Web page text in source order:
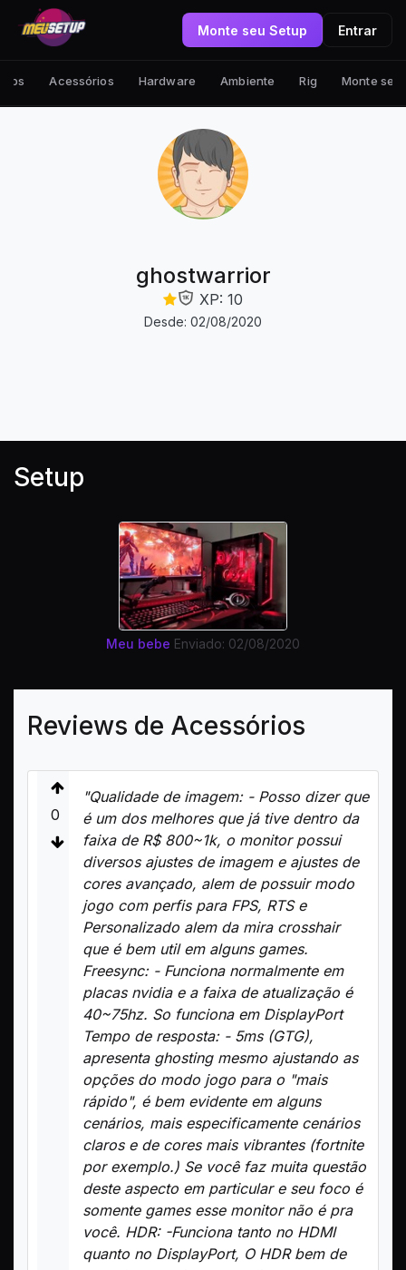
Monte seu Setup Entrar
Acessórios Hardware Ambiente Rig Monte seu
ghostwarrior
XP: 10
Desde: 02/08/2020
Setup
Meu bebe Enviado: 02/08/2020
Reviews de Acessórios
0
"Qualidade de imagem: - Posso dizer que
é um dos melhores que já tive dentro da
faixa de R$ 800~1k, o monitor possui
diversos ajustes de imagem e ajustes de
cores avançado, alem de possuir modo
jogo com perfis para FPS, RTS e
Personalizado alem da mira crosshair
que é bem util em alguns games.
Freesync: - Funciona normalmente em
placas nvidia e a faixa de atualização é
40~75hz. So funciona em DisplayPort
Tempo de resposta: - 5ms (GTG),
apresenta ghosting mesmo ajustando as
opções do modo jogo para o "mais
rápido", é bem evidente em alguns
cenários, mais especificamente cenários
claros e de cores mais vibrantes (fortnite
por exemplo.) Se você faz muita questão
deste aspecto em particular e seu foco é
somente games esse monitor não é pra
você. HDR: -Funciona tanto no HDMI
quanto no DisplayPort, O HDR bem de